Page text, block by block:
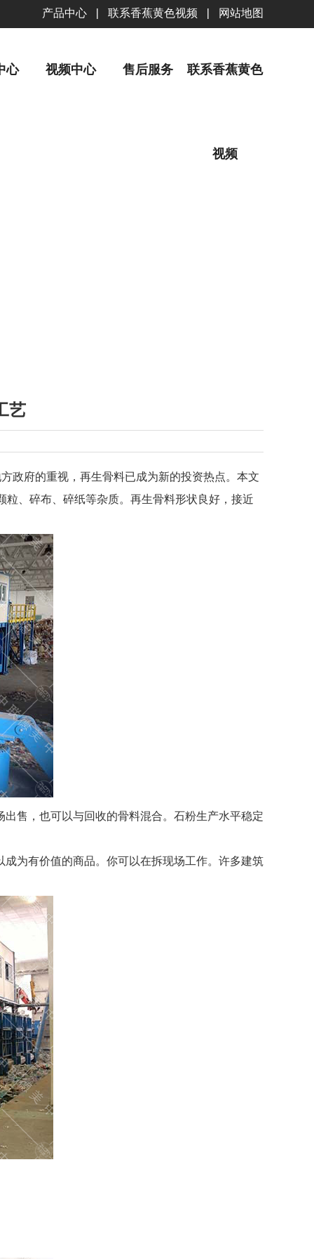
产品中心 联系香蕉黄色视频 网站地图
心 视频中心 售后服务 联系香蕉黄色
视频
艺
政府的重视，再生骨料已成为新的投资热点。本文
、碎布、碎纸等杂质。再生骨料形状良好，接近
售，也可以与回收的骨料混合。石粉生产水平稳定
为有价值的商品。你可以在拆现场工作。许多建筑